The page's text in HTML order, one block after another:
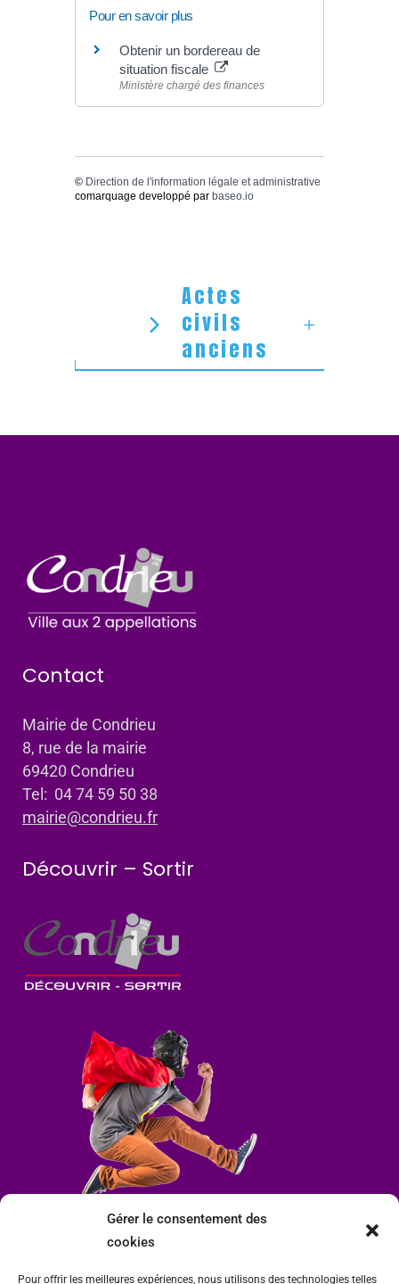
Gérer le consentement des
cookies
Pour offrir les meilleures expériences, nous utilisons des technologies telles
Pour en savoir plus
Obtenir un bordereau de
situation fiscale
Ministère chargé des finances
© Direction de l'information légale et administrative
comarquage developpé par baseo.io
Actes
civils
anciens
Contact
Mairie de Condrieu
8, rue de la mairie
69420 Condrieu
Tel: 04 74 59 50 38
mairie@condrieu.fr
Découvrir – Sortir